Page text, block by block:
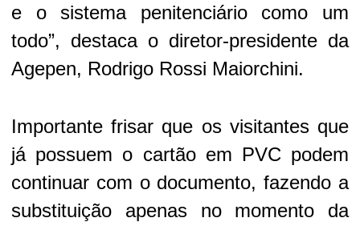
e o sistema penitenciário como um
todo”, destaca o diretor-presidente da
Agepen, Rodrigo Rossi Maiorchini.
Importante frisar que os visitantes que
já possuem o cartão em PVC podem
continuar com o documento, fazendo a
substituição apenas no momento da